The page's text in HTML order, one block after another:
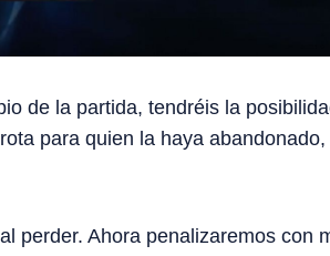
de la partida, tendréis la
para quien la haya
perder. Ahora penalizaremos con